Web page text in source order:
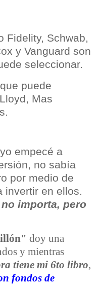
Fidelity, Schwab,
y Vanguard son
seleccionar.
puede
Mas
empecé a
no sabía
por medio de
en ellos.
importa, pero
doy una
y mientras
tiene mi 6to libro,
fondos de